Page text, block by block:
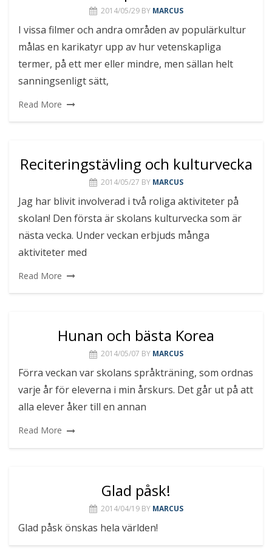
2014/05/29 BY MARCUS
I vissa filmer och andra områden av populärkultur
målas en karikatyr upp av hur vetenskapliga
termer, på ett mer eller mindre, men sällan helt
sanningsenligt sätt,
Read More
Reciteringstävling och kulturvecka
2014/05/27 BY MARCUS
Jag har blivit involverad i två roliga aktiviteter på
skolan! Den första är skolans kulturvecka som är
nästa vecka. Under veckan erbjuds många
aktiviteter med
Read More
Hunan och bästa Korea
2014/05/07 BY MARCUS
Förra veckan var skolans språkträning, som ordnas
varje år för eleverna i min årskurs. Det går ut på att
alla elever åker till en annan
Read More
Glad påsk!
2014/04/19 BY MARCUS
Glad påsk önskas hela världen!